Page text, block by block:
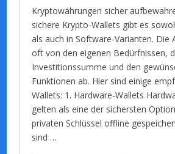
Kryptowährungen sicher
sichere Krypto-Wallets gibt es
als auch in Software-Varianten. Die
oft von den eigenen Bedürfnissen,
Investitionssumme und den
Funktionen ab. Hier sind einige
Wallets: 1. Hardware-Wallets
gelten als eine der sichersten
privaten Schlüssel offline
sind …